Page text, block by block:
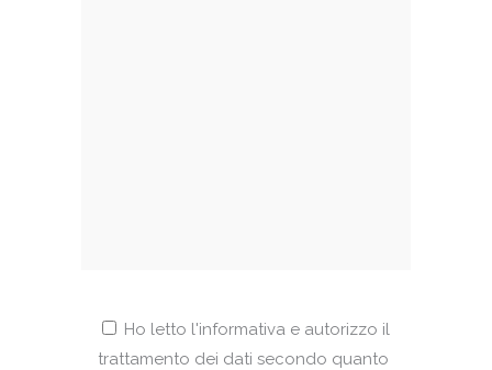
Ho letto l'informativa e autorizzo il
trattamento dei dati secondo quanto